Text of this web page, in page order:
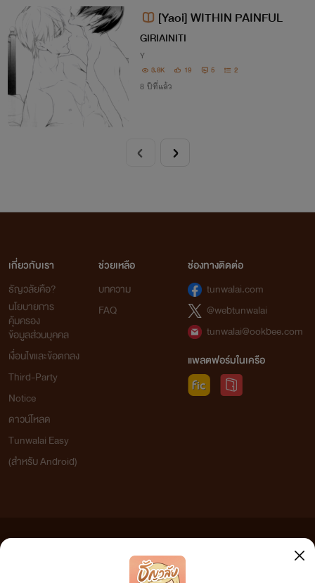
[Yaoi] WITHIN PAINFUL
GIRIAINITI
Y
3.8K 19 5 2
8 ปีที่แล้ว
เกี่ยวกับเรา
ธัญวลัยคือ?
นโยบายการ
คุ้มครอง
ข้อมูลส่วนบุคคล
เงื่อนไขและข้อตกลง
Third-Party
Notice
ดาวน์โหลด
Tunwalai Easy
(สำหรับ Android)
ช่วยเหลือ
บทความ
FAQ
ช่องทางติดต่อ
tunwalai.com
@webtunwalai
tunwalai@ookbee.com
แพลตฟอร์มในเครือ
เว็บไซต์แห่งนี้ไม่ได้เห็นด้วยและไม่ขอรับผิดชอบต่อข้อความใดๆ ทั้งสิ้น ดังนั้นผู้อ่านทุกท่านโปรดใช้
วิจารณญาณในการกลั่นกรองด้วยตนเอง และหากท่านพบข้อความใดๆ ที่ขัดต่อกฎหมายและศีลธรรม